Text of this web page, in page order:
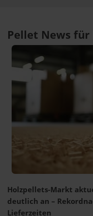
Pellet News für
Holzpellets-Markt
deutlich an –
Lieferzeiten